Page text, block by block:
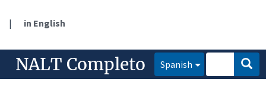
| in English
NALT Completo Spanish